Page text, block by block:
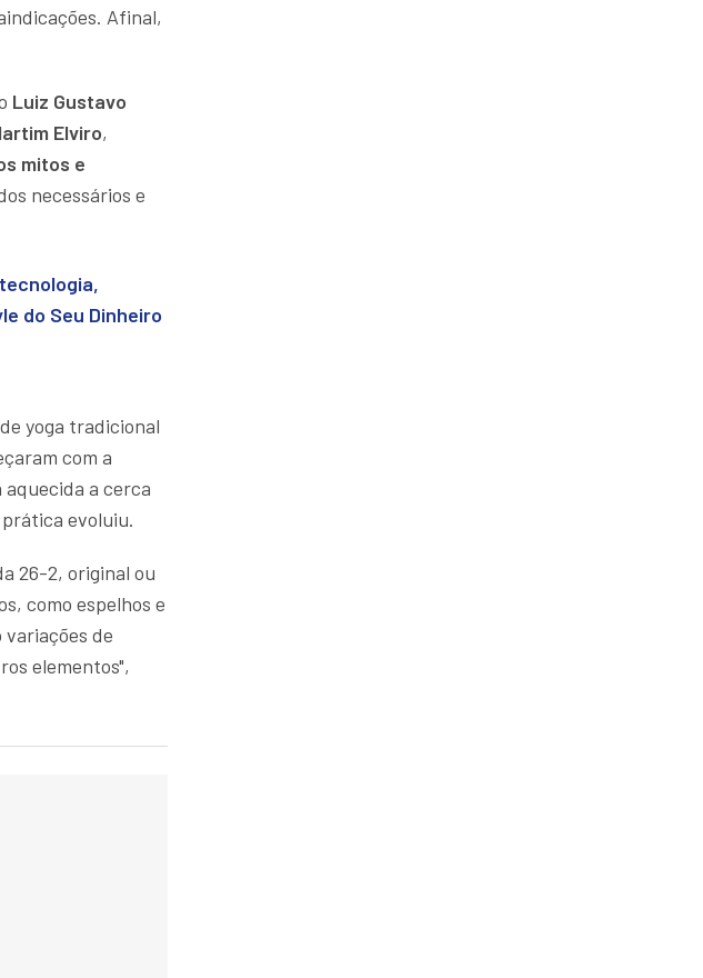
Afinal,
Luiz Gustavo
Elviro,
mitos e
necessários e
do Seu Dinheiro
yoga tradicional
com a
a cerca
evoluiu.
26-2, original ou
como espelhos e
de
elementos",